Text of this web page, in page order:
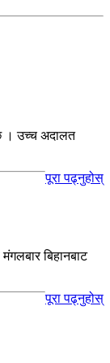
। उच्च अदालत
पूरा पढ्नुहोस्
बिहानबाट
पूरा पढ्नुहोस्